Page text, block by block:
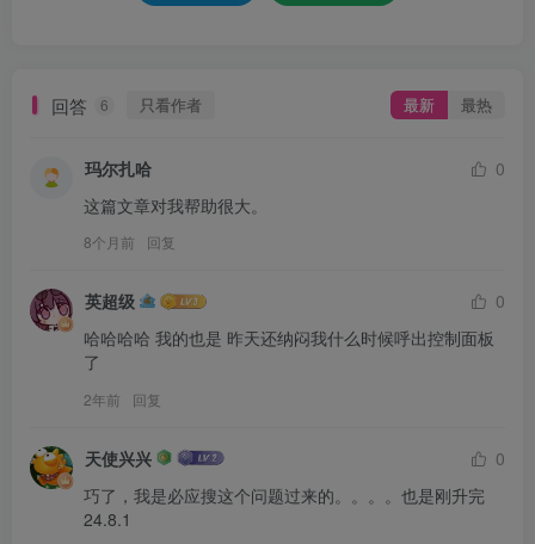
回答 6 只看作者 最新 最热
玛尔扎哈
0
这篇文章对我帮助很大。
8个月前 回复
英超级
0
哈哈哈哈 我的也是 昨天还纳闷我什么时候呼出控制面板
了
2年前 回复
天使兴兴
0
巧了，我是必应搜这个问题过来的。。。。也是刚升完
24.8.1